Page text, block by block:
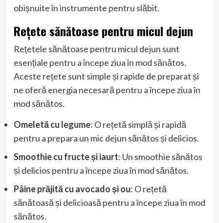
obișnuite în instrumente pentru slăbit.
Rețete sănătoase pentru micul dejun
Rețetele sănătoase pentru micul dejun sunt
esențiale pentru a începe ziua în mod sănătos.
Aceste rețete sunt simple și rapide de preparat și
ne oferă energia necesară pentru a începe ziua în
mod sănătos.
Omeletă cu legume: O rețetă simplă și rapidă
pentru a prepara un mic dejun sănătos și delicios.
Smoothie cu fructe și iaurt: Un smoothie sănătos
și delicios pentru a începe ziua în mod sănătos.
Pâine prăjită cu avocado și ou: O rețetă
sănătoasă și delicioasă pentru a începe ziua în mod
sănătos.